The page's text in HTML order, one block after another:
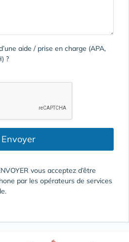
aide / prise en charge (APA,
?
Envoyer
vous acceptez d’être
par les opérateurs de services